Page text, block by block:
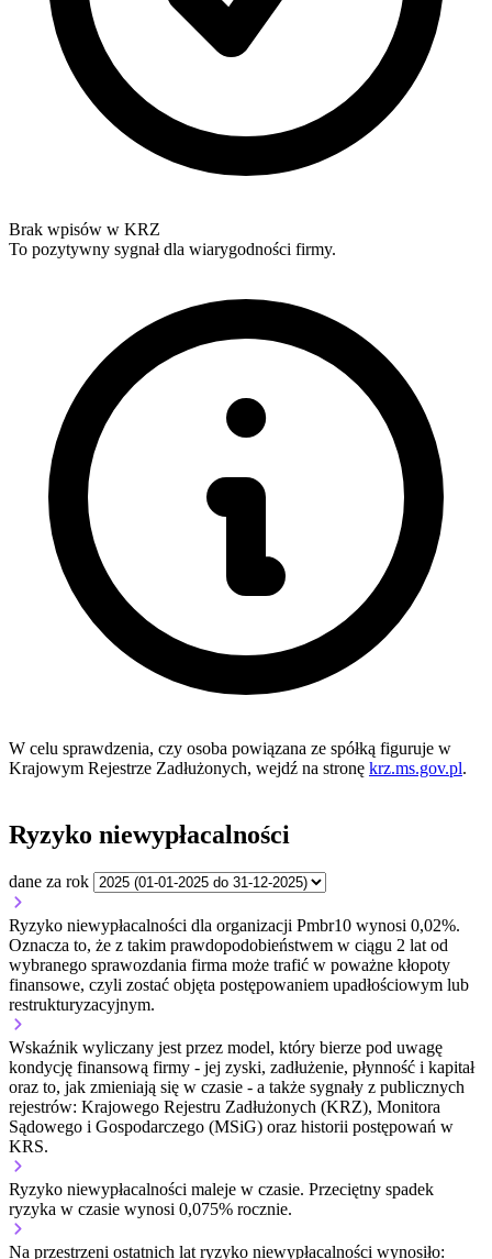
Brak wpisów w KRZ
To pozytywny sygnał dla wiarygodności firmy.
W celu sprawdzenia, czy osoba powiązana ze spółką figuruje w
Krajowym Rejestrze Zadłużonych, wejdź na stronę krz.ms.gov.pl.
Ryzyko niewypłacalności
dane za rok
Ryzyko niewypłacalności dla organizacji Pmbr10 wynosi 0,02%.
Oznacza to, że z takim prawdopodobieństwem w ciągu 2 lat od
wybranego sprawozdania firma może trafić w poważne kłopoty
finansowe, czyli zostać objęta postępowaniem upadłościowym lub
restrukturyzacyjnym.
Wskaźnik wyliczany jest przez model, który bierze pod uwagę
kondycję finansową firmy - jej zyski, zadłużenie, płynność i kapitał
oraz to, jak zmieniają się w czasie - a także sygnały z publicznych
rejestrów: Krajowego Rejestru Zadłużonych (KRZ), Monitora
Sądowego i Gospodarczego (MSiG) oraz historii postępowań w
KRS.
Ryzyko niewypłacalności maleje w czasie. Przeciętny spadek
ryzyka w czasie wynosi 0,075% rocznie.
Na przestrzeni ostatnich lat ryzyko niewypłacalności wynosiło: